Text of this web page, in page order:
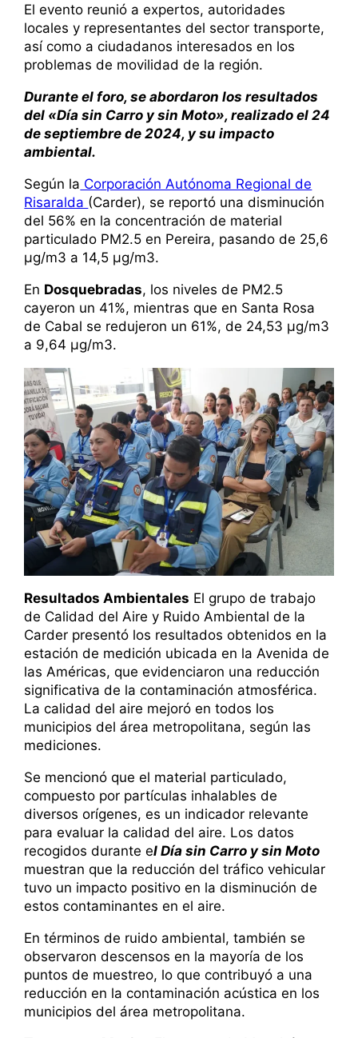
El evento reunió a expertos, autoridades
locales y representantes del sector transporte,
así como a ciudadanos interesados en los
problemas de movilidad de la región.
Durante el foro, se abordaron los resultados
del «Día sin Carro y sin Moto», realizado el 24
de septiembre de 2024, y su impacto
ambiental.
Según la Corporación Autónoma Regional de
Risaralda (Carder), se reportó una disminución
del 56% en la concentración de material
particulado PM2.5 en Pereira, pasando de 25,6
µg/m3 a 14,5 µg/m3.
En Dosquebradas, los niveles de PM2.5
cayeron un 41%, mientras que en Santa Rosa
de Cabal se redujeron un 61%, de 24,53 µg/m3
a 9,64 µg/m3.
Resultados Ambientales El grupo de trabajo
de Calidad del Aire y Ruido Ambiental de la
Carder presentó los resultados obtenidos en la
estación de medición ubicada en la Avenida de
las Américas, que evidenciaron una reducción
significativa de la contaminación atmosférica.
La calidad del aire mejoró en todos los
municipios del área metropolitana, según las
mediciones.
Se mencionó que el material particulado,
compuesto por partículas inhalables de
diversos orígenes, es un indicador relevante
para evaluar la calidad del aire. Los datos
recogidos durante el Día sin Carro y sin Moto
muestran que la reducción del tráfico vehicular
tuvo un impacto positivo en la disminución de
estos contaminantes en el aire.
En términos de ruido ambiental, también se
observaron descensos en la mayoría de los
puntos de muestreo, lo que contribuyó a una
reducción en la contaminación acústica en los
municipios del área metropolitana.